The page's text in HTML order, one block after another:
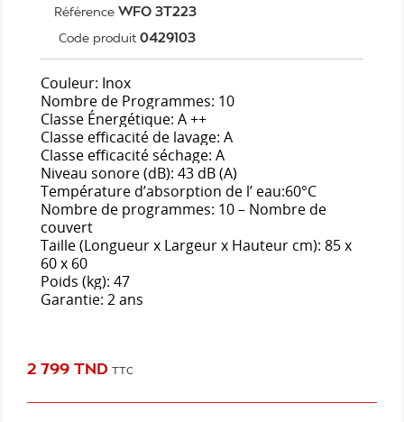
Référence WFO 3T223
Code produit 0429103
Couleur: Inox
Nombre de Programmes: 10
Classe Énergétique: A ++
Classe efficacité de lavage: A
Classe efficacité séchage: A
Niveau sonore (dB): 43 dB (A)
Température d’absorption de l’ eau:60°C
Nombre de programmes: 10 – Nombre de
couvert
Taille (Longueur x Largeur x Hauteur cm): 85 x
60 x 60
Poids (kg): 47
Garantie: 2 ans
2 799 TND TTC